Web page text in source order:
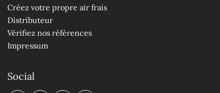
Créez votre propre air frais
Distributeur
Vérifiez nos références
Impressum
Social